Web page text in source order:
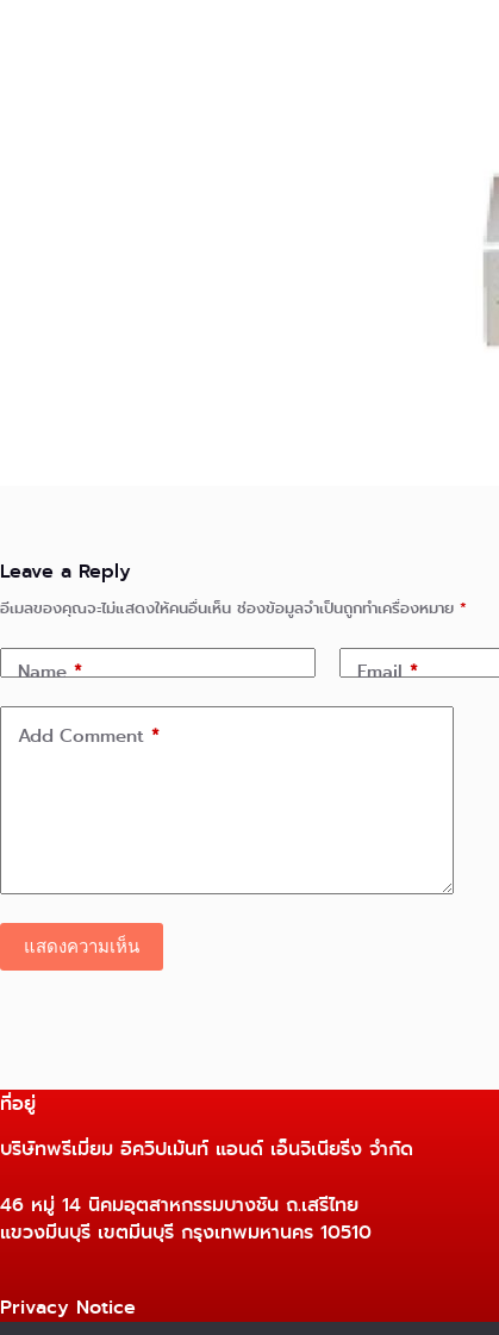
Leave a Reply
อีเมลของคุณจะไม่แสดงให้คนอื่นเห็น ช่องข้อมูลจำเป็นถูกทำเครื่องหมาย *
Name* Email*
Add Comment *
แสดงความเห็น
ที่อยู่
บริษัทพรีเมี่ยม อิควิปเม้นท์ แอนด์ เอ็นจิเนียริ่ง จำกัด
46 หมู่ 14 นิคมอุตสาหกรรมบางชัน ถ.เสรีไทย
แขวงมีนบุรี เขตมีนบุรี กรุงเทพมหานคร 10510
Privacy Notice